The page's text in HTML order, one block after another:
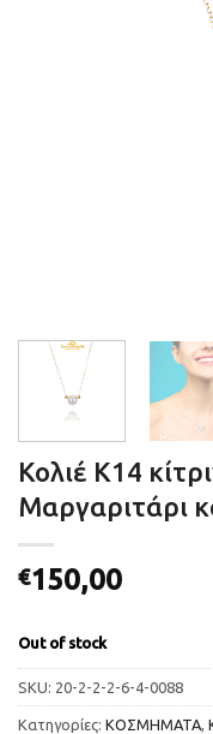
Κολιέ Κ14
Μαργαριτάρι
€150,00
Out of stock
SKU: 20-2-2-2-6-4-0088
Κατηγορίες: ΚΟΣΜΗΜΑΤΑ